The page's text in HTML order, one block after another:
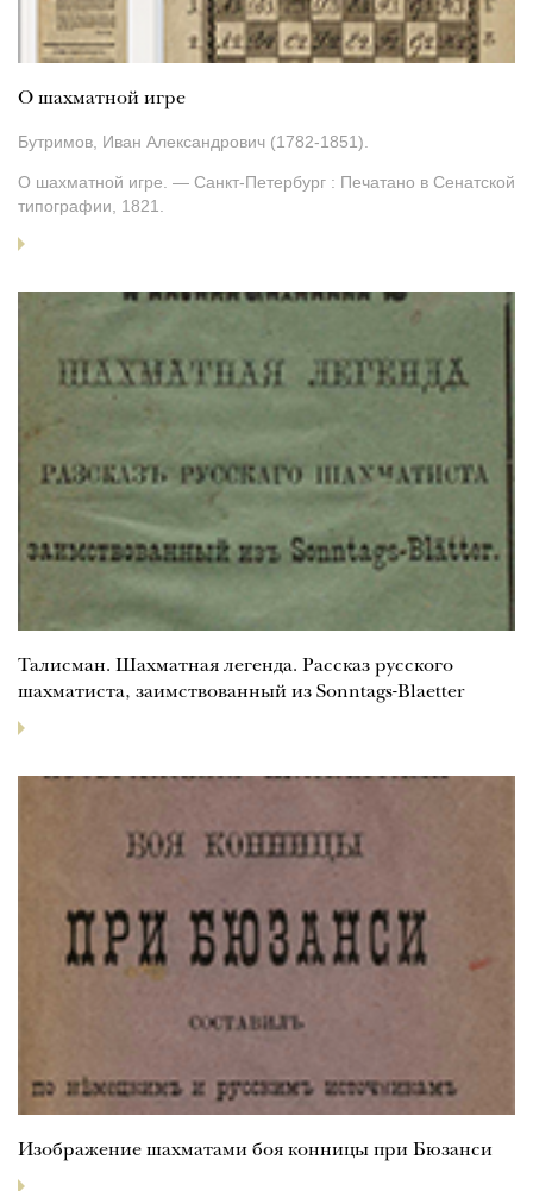
О шахматной игре
Бутримов, Иван Александрович (1782-1851).
О шахматной игре. — Санкт-Петербург : Печатано в Сенатской
типографии, 1821.
Талисман. Шахматная легенда. Рассказ русского
шахматиста, заимствованный из Sonntags-Blaetter
Изображение шахматами боя конницы при Бюзанси